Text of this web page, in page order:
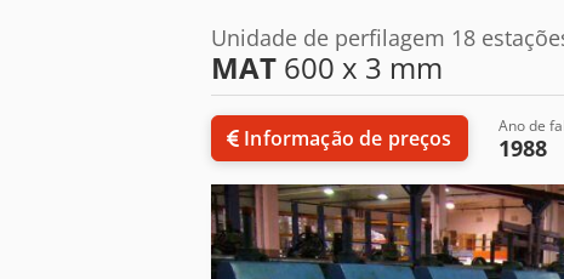
Unidade de perfilagem 18
MAT 600 x 3 mm
Informação de preços Ano de
1988